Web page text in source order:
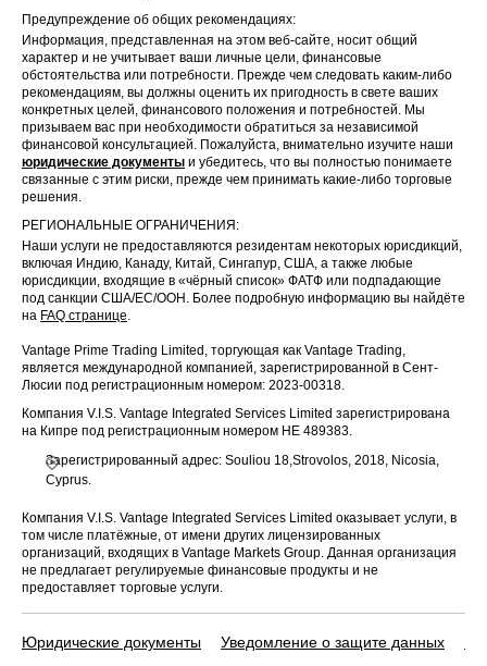
Предупреждение об общих рекомендациях:
Информация, представленная на этом веб-сайте, носит общий
характер и не учитывает ваши личные цели, финансовые
обстоятельства или потребности. Прежде чем следовать каким-либо
рекомендациям, вы должны оценить их пригодность в свете ваших
конкретных целей, финансового положения и потребностей. Мы
призываем вас при необходимости обратиться за независимой
финансовой консультацией. Пожалуйста, внимательно изучите наши
юридические документы и убедитесь, что вы полностью понимаете
связанные с этим риски, прежде чем принимать какие-либо торговые
решения.
РЕГИОНАЛЬНЫЕ ОГРАНИЧЕНИЯ:
Наши услуги не предоставляются резидентам некоторых юрисдикций,
включая Индию, Канаду, Китай, Сингапур, США, а также любые
юрисдикции, входящие в «чёрный список» ФАТФ или подпадающие
под санкции США/ЕС/ООН. Более подробную информацию вы найдёте
на FAQ странице
Vantage Prime Trading Limited, торгующая как Vantage Trading,
является международной компанией, зарегистрированной в Сент-
Люсии под регистрационным номером: 2023-00318.
Компания V.I.S. Vantage Integrated Services Limited зарегистрирована
на Кипре под регистрационным номером HE 489383.
Зарегистрированный адрес: Souliou 18,Strovolos, 2018, Nicosia,
Cyprus.
Компания V.I.S. Vantage Integrated Services Limited оказывает услуги, в
том числе платёжные, от имени других лицензированных
организаций, входящих в Vantage Markets Group. Данная организация
не предлагает регулируемые финансовые продукты и не
предоставляет торговые услуги.
Юридические документы Уведомление о защите данных